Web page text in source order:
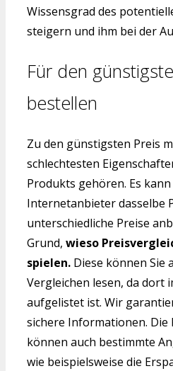
Wissensgrad des
steigern und ihm bei der
Für den
bestellen
Zu den günstigsten Preis
schlechtesten
Produkts gehören. Es
Internetanbieter dasselbe
unterschiedliche Preise
Grund, wieso
spielen. Diese können Sie
Vergleichen lesen, da dort
aufgelistet ist. Wir
sichere Informationen. Die
können auch bestimmte
wie beispielsweise die